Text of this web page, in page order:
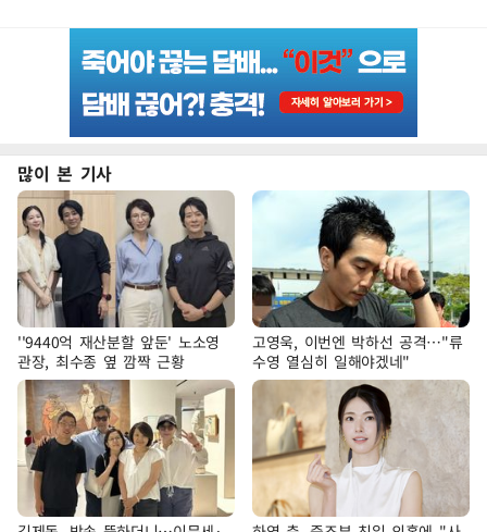
많이 본 기사
''9440억 재산분할 앞둔' 노소영
관장, 최수종 옆 깜짝 근황
고영욱, 이번엔 박하선 공격…"류
수영 열심히 일해야겠네"